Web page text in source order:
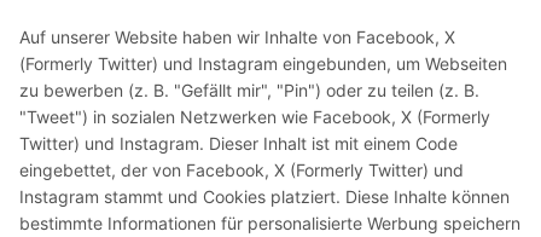
Auf unserer Website haben wir Inhalte von Facebook, X
(Formerly Twitter) und Instagram eingebunden, um Webseiten
zu bewerben (z. B. "Gefällt mir", "Pin") oder zu teilen (z. B.
"Tweet") in sozialen Netzwerken wie Facebook, X (Formerly
Twitter) und Instagram. Dieser Inhalt ist mit einem Code
eingebettet, der von Facebook, X (Formerly Twitter) und
Instagram stammt und Cookies platziert. Diese Inhalte können
bestimmte Informationen für personalisierte Werbung speichern